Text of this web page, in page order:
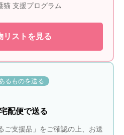
猫 支援プログラム
リストを見る
るものを送る
配便で送る
ご支援品」をご確認の上、お送